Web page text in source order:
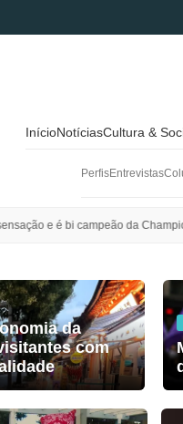
InícioNotíciasCultura &
PerfisEntrevistas
League da Ásia
da
com